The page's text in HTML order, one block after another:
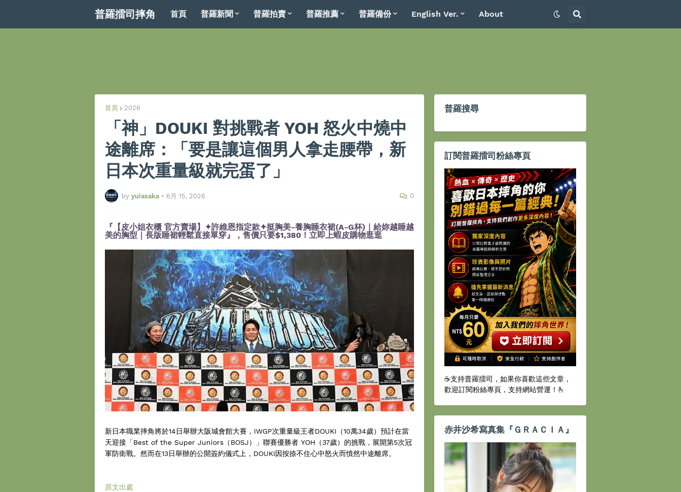
普羅擂司摔角 首頁 普羅新聞 普羅拍賣 普羅推薦 普羅備份 English Ver. About
首頁 2026
「神」DOUKI 對挑戰者 YOH 怒火中燒中
途離席：「要是讓這個男人拿走腰帶，新
日本次重量級就完蛋了」
by yuiasaka • 6月 15, 2026 0
『【皮小姐衣櫃 官方賣場】✦許維恩指定款✦挺胸美-養胸睡衣裙(A-G杯)｜給妳越睡越
美的胸型｜長版睡裙輕鬆直接單穿』，售價只要$1,380！立即上蝦皮購物逛逛
新日本職業摔角將於14日舉辦大阪城會館大賽，IWGP次重量級王者DOUKI（10萬34歲）預計在當
天迎接「Best of the Super Juniors（BOSJ）」聯賽優勝者 YOH（37歲）的挑戰，展開第5次冠
軍防衛戰。然而在13日舉辦的公開簽約儀式上，DOUKI因按捺不住心中怒火而憤然中途離席。
原文出處
普羅搜尋
訂閱普羅擂司粉絲專頁
☕️支持普羅擂司，如果你喜歡這些文章，
歡迎訂閱粉絲專頁，支持網站營運！🫰
赤井沙希寫真集『ＧＲＡＣＩＡ』